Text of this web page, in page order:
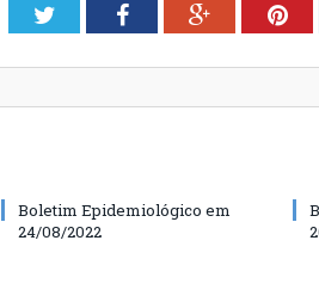
TwitterFacebookGoogle+
Boletim Epidemiológico em
24/08/2022